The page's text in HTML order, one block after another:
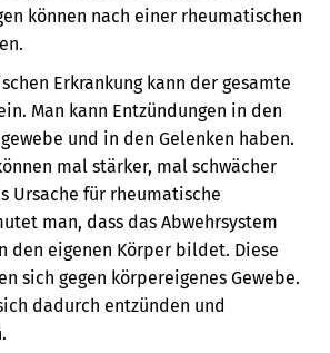
können nach einer rheumatischen
Erkrankung kann der gesamte
Man kann Entzündungen in den
und in den Gelenken haben.
mal stärker, mal schwächer
Ursache für rheumatische
man, dass das Abwehrsystem
den eigenen Körper bildet. Diese
sich gegen körpereigenes Gewebe.
dadurch entzünden und